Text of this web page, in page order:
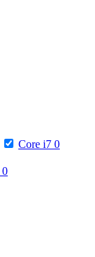
Core i7 0
0